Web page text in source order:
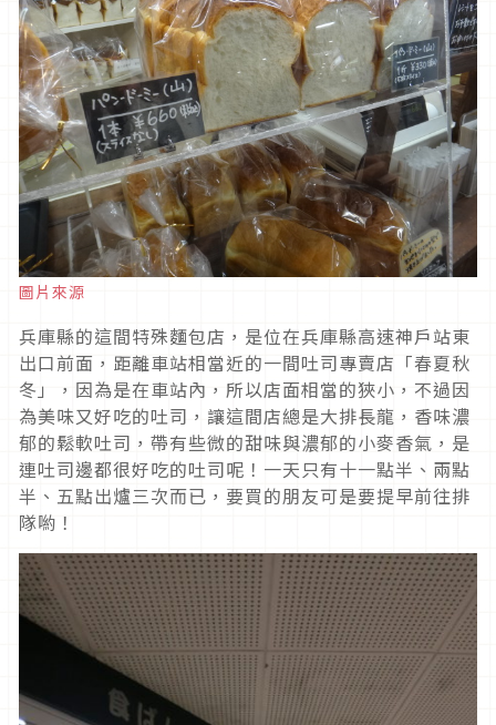
圖片來源
兵庫縣的這間特殊麵包店，是位在兵庫縣高速神戶站東
出口前面，距離車站相當近的一間吐司專賣店「春夏秋
冬」，因為是在車站內，所以店面相當的狹小，不過因
為美味又好吃的吐司，讓這間店總是大排長龍，香味濃
郁的鬆軟吐司，帶有些微的甜味與濃郁的小麥香氣，是
連吐司邊都很好吃的吐司呢！一天只有十一點半、兩點
半、五點出爐三次而已，要買的朋友可是要提早前往排
隊喲！